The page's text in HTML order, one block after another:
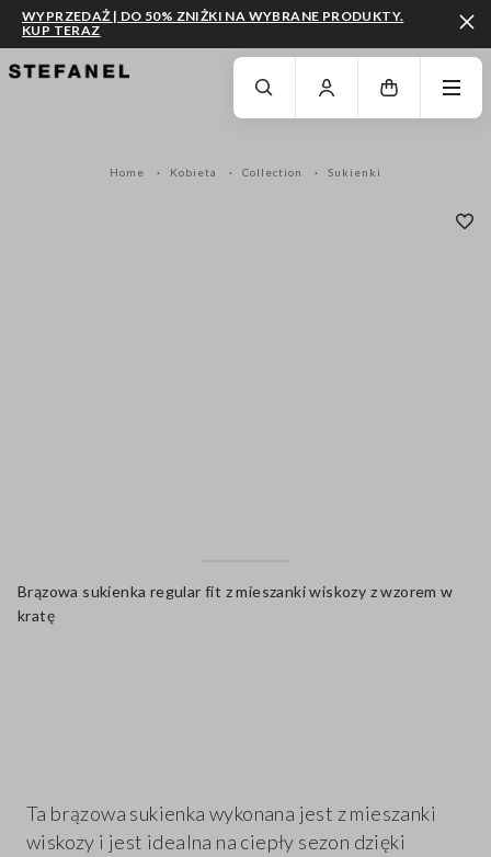
PRZEJDŹ DO GŁÓWNEJ TREŚCI PRZEWIŃ NA DÓŁ STRONY
WYPRZEDAŻ | DO 50% ZNIŻKI NA WYBRANE PRODUKTY.
KUP TERAZ
Home Kobieta Collection Sukienki
Brązowa sukienka regular fit z mieszanki wiskozy z wzorem w
kratę
Ta brązowa sukienka wykonana jest z mieszanki
wiskozy i jest idealna na ciepły sezon dzięki